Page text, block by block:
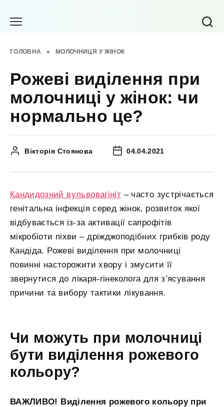
ГОЛОВНА » МОЛОЧНИЦЯ У ЖІНОК
Рожеві виділення при
молочниці у жінок: чи
нормально це?
Вікторія Стоянова 04.04.2021
Кандидозний вульвовагініт– часто зустрічається
генітальна інфекція серед жінок, розвиток якої
відбувається із-за активації сапрофітів
мікробіоти піхви – дріжджоподібних грибків роду
Кандіда. Рожеві виділення при молочниці
повинні насторожити хвору і змусити її
звернутися до лікаря-гінеколога для з’ясування
причини та вибору тактики лікування.
Чи можуть при молочниці
бути виділення рожевого
кольору?
ВАЖЛИВО! Виділення рожевого кольору при